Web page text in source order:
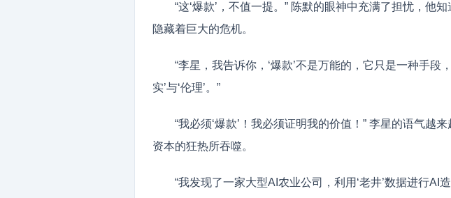
“这‘爆款’，不值一提。” 陈默的眼神中充满了担忧，他知
隐藏着巨大的危机。
“李星，我告诉你，‘爆款’不是万能的，它只是一种手段
实’与‘伦理’。”
“我必须‘爆款’！我必须证明我的价值！” 李星的语气越
资本的狂热所吞噬。
“我发现了一家大型AI农业公司，利用‘老井’数据进行AI造